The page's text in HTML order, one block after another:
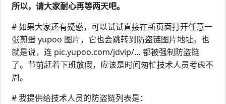
所以，请大家耐心再等两天吧。
# 如果大家还有疑惑，可以试试直接在新页面打开任意一
张煎蛋 yupoo 图片，它也会跳转到防盗链图片地址。也
就是说，连 pic.yupoo.com/jdvip/… 都被强制防盗链
了。节前赶着下班放假，应该是时间匆忙技术人员考虑不
周。
# 我提供给技术人员的防盗链列表是：